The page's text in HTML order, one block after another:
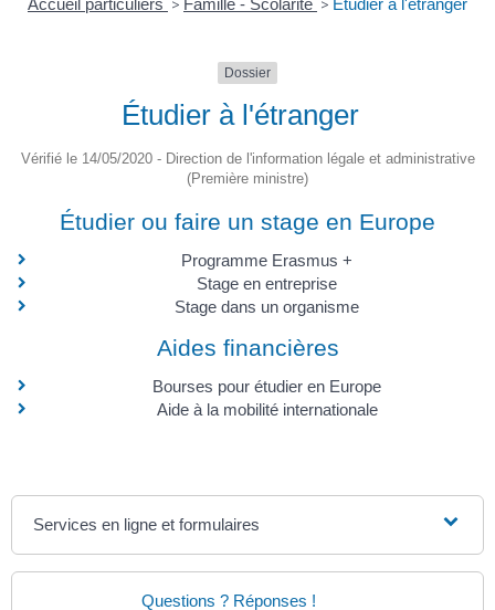
Accueil particuliers > Famille - Scolarité > Étudier à l'étranger
Dossier
Étudier à l'étranger
Vérifié le 14/05/2020 - Direction de l'information légale et administrative
(Première ministre)
Étudier ou faire un stage en Europe
Programme Erasmus +
Stage en entreprise
Stage dans un organisme
Aides financières
Bourses pour étudier en Europe
Aide à la mobilité internationale
Services en ligne et formulaires
Questions ? Réponses !